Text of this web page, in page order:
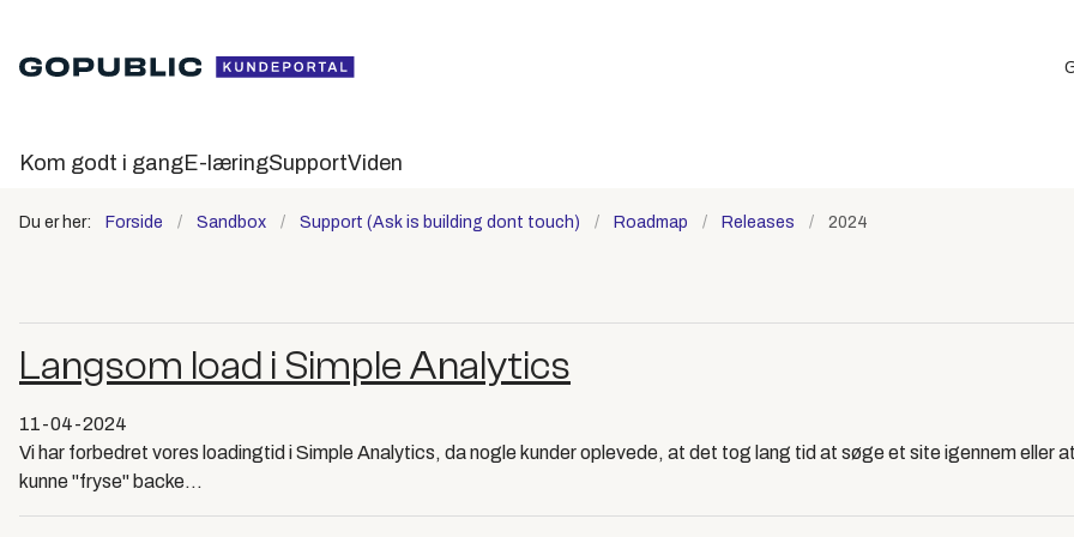
Kom godt i gangE-læringSupportViden
Du er her: Forside Sandbox Support (Ask is building dont touch) Roadmap Releases 2024
Langsom load i Simple Analytics
11-04-2024
Vi har forbedret vores loadingtid i Simple Analytics, da nogle kunder oplevede, at det tog lang tid at søge et site igennem eller
kunne "fryse" backe...